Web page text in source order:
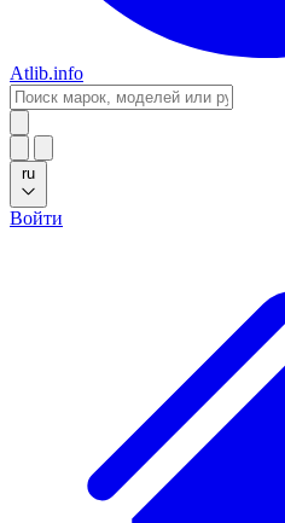
Atlib.info
ru
Войти